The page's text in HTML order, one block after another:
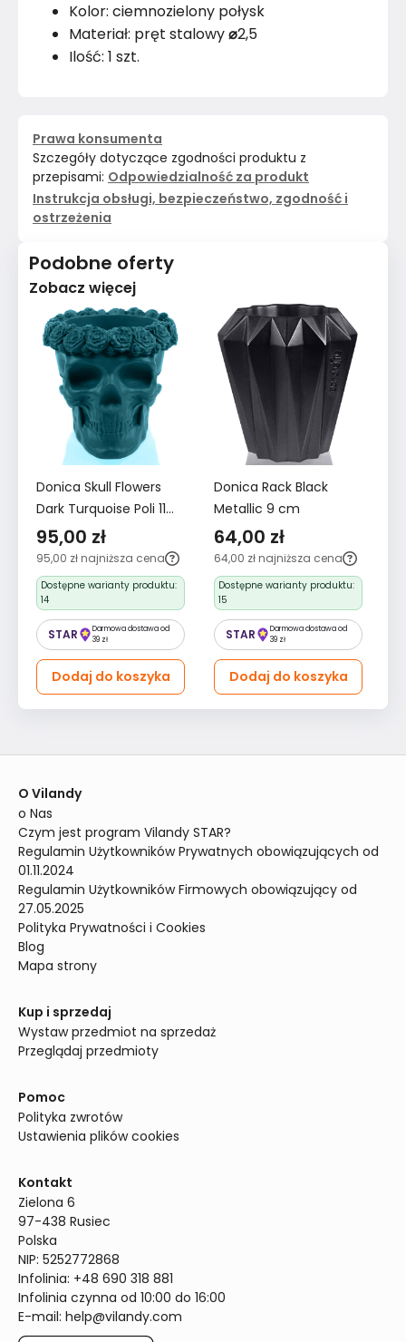
Kolor: ciemnozielony połysk
Materiał: pręt stalowy⌀2,5
Ilość: 1 szt.
Prawa konsumenta
Szczegóły dotyczące zgodności produktu z
przepisami: Odpowiedzialność za produkt
Instrukcja obsługi, bezpieczeństwo, zgodność i
ostrzeżenia
Podobne oferty
Zobacz więcej
Donica Skull Flowers
Dark Turquoise Poli 11
cm
95,00 zł
95,00 zł najniższa cena
Dostępne warianty produktu:
14
STAR
Darmowa dostawa od
39 zł
Dodaj do koszyka
Donica Rack Black
Metallic 9 cm
64,00 zł
64,00 zł najniższa cena
Dostępne warianty produktu:
15
STAR
Darmowa dostawa od
39 zł
Dodaj do koszyka
O Vilandy
o Nas
Czym jest program Vilandy STAR?
Regulamin Użytkowników Prywatnych obowiązujących od
01.11.2024
Regulamin Użytkowników Firmowych obowiązujący od
27.05.2025
Polityka Prywatności i Cookies
Blog
Mapa strony
Kup i sprzedaj
Wystaw przedmiot na sprzedaż
Przeglądaj przedmioty
Pomoc
Polityka zwrotów
Ustawienia plików cookies
Kontakt
Zielona 6
97-438 Rusiec
Polska
NIP: 5252772868
Infolinia: +48 690 318 881
Infolinia czynna od 10:00 do 16:00
E-mail: help@vilandy.com